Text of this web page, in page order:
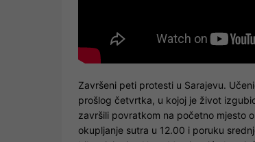
Završeni peti protesti u Sarajevu.
prošlog četvrtka, u kojoj je život
završili povratkom na početno mjesto
okupljanje sutra u 12.00 i poruku